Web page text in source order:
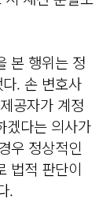
본 행위는 정
. 손 변호사
공자가 계정
겠다는 의사가
우 정상적인
법적 판단이
.